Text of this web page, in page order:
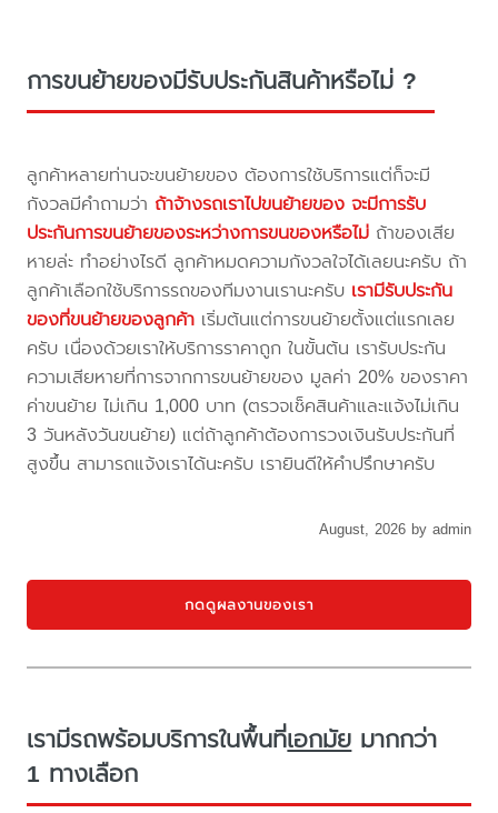
การขนย้ายของมีรับประกันสินค้าหรือไม่ ?
ลูกค้าหลายท่านจะขนย้ายของ ต้องการใช้บริการแต่ก็จะมี
กังวลมีคำถามว่า ถ้าจ้างรถเราไปขนย้ายของ จะมีการรับ
ประกันการขนย้ายของระหว่างการขนของหรือไม่ ถ้าของเสีย
หายล่ะ ทำอย่างไรดี ลูกค้าหมดความกังวลใจได้เลยนะครับ ถ้า
ลูกค้าเลือกใช้บริการรถของทีมงานเรานะครับ เรามีรับประกัน
ของที่ขนย้ายของลูกค้า เริ่มต้นแต่การขนย้ายตั้งแต่แรกเลย
ครับ เนื่องด้วยเราให้บริการราคาถูก ในขั้นต้น เรารับประกัน
ความเสียหายที่การจากการขนย้ายของ มูลค่า 20% ของราคา
ค่าขนย้าย ไม่เกิน 1,000 บาท (ตรวจเช็คสินค้าและแจ้งไม่เกิน
3 วันหลังวันขนย้าย) แต่ถ้าลูกค้าต้องการวงเงินรับประกันที่
สูงขึ้น สามารถแจ้งเราได้นะครับ เรายินดีให้คำปรึกษาครับ
August, 2026 by admin
กดดูผลงานของเรา
เรามีรถพร้อมบริการในพื้นที่เอกมัย มากกว่า
1 ทางเลือก